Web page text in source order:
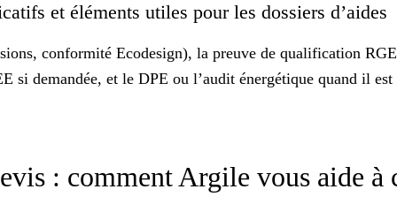
et éléments utiles pour les dossiers d’aides
conformité Ecodesign), la preuve de qualification
si demandée, et le DPE ou l’audit énergétique quand il
: comment Argile vous aide